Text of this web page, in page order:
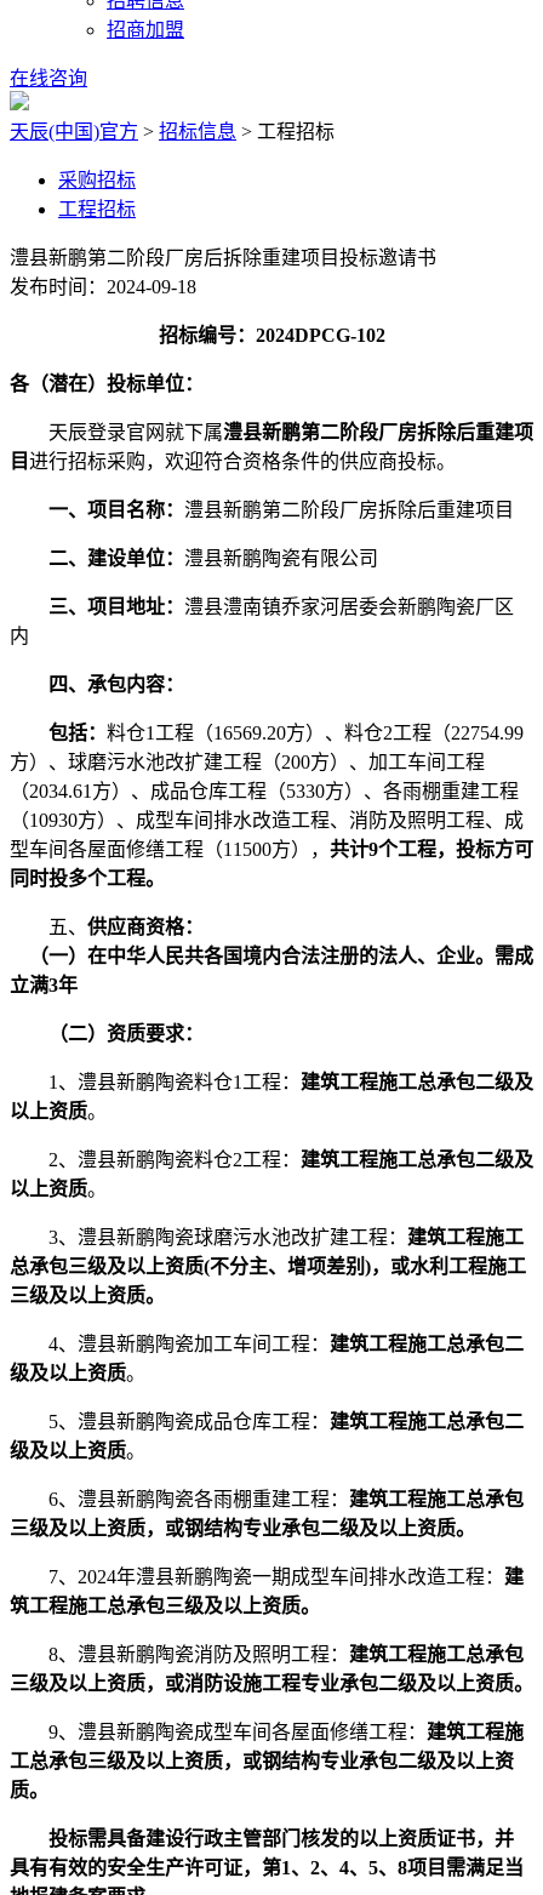
招商加盟
在线咨询
天辰(中国)官方 > 招标信息 > 工程招标
采购招标
工程招标
澧县新鹏第二阶段厂房后拆除重建项目投标邀请书
发布时间： 2024-09-18
招标编号： 2024DPCG-102
各（潜在）投标单位：
天辰登录官网就下属澧县新鹏第二阶段厂房拆除后重建项
目进行招标采购，欢迎符合资格条件的供应商投标。
一、项目名称： 澧县新鹏第二阶段厂房拆除后重建项目
二、 建设单位： 澧县新鹏陶瓷有限公司
三、项目地址： 澧县澧南镇乔家河居委会新鹏陶瓷厂区
内
四、承包内容：
包括：料仓1工程（16569.20方）、料仓2工程（22754.99
方）、球磨污水池改扩建工程（200方）、加工车间工程
（2034.61方） 、成品仓库工程 （5330方） 、各雨棚重建工程
（10930方） 、成型车间排水改造工程、消防及照明工程、成
型车间各屋面修缮工程 （11500方） ， 共计9个工程，投标方可
同时投多个工程。
五、供应商资格：
（一） 在中华人民共各国境内合法注册的法人、企业。 需成
立满3年
（二）资质要求：
1、澧县新鹏陶瓷料仓1工程： 建筑工程施工总承包二级及
以上资质。
2、澧县新鹏陶瓷料仓2工程： 建筑工程施工总承包二级及
以上资质。
3、澧县新鹏陶瓷球磨污水池改扩建工程： 建筑工程施工
总承包三级及以上资质(不分主、增项差别)，或水利工程施工
三级及以上资质。
4、澧县新鹏陶瓷加工车间工程： 建筑工程施工总承包二
级及以上资质。
5、澧县新鹏陶瓷成品仓库工程： 建筑工程施工总承包二
级及以上资质。
6、澧县新鹏陶瓷各雨棚重建工程： 建筑工程施工总承包
三级及以上资质，或钢结构专业承包二级及以上资质。
7、2024年澧县新鹏陶瓷一期成型车间排水改造工程： 建
筑工程施工总承包三级及以上资质。
8、澧县新鹏陶瓷消防及照明工程： 建筑工程施工总承包
三级及以上资质，或消防设施工程专业承包二级及以上资质。
9、澧县新鹏陶瓷成型车间各屋面修缮工程： 建筑工程施
工总承包三级及以上资质，或钢结构专业承包二级及以上资
质。
投标需具备建设行政主管部门核发的以上资质证书，并
具有有效的安全生产许可证，第1、2、4、5、8项目需满足当